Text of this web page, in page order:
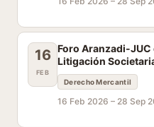
16
FEB
Foro Aranzadi-JUC
Litigación
Derecho Mercantil
16 Feb 2026 – 28 Sep